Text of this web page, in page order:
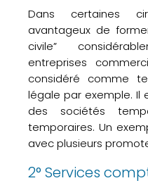
Dans certaines
avantageux de
civile”
entreprises
considéré comme
légale par exemple. Il
des sociétés
temporaires. Un
avec plusieurs
2° Services